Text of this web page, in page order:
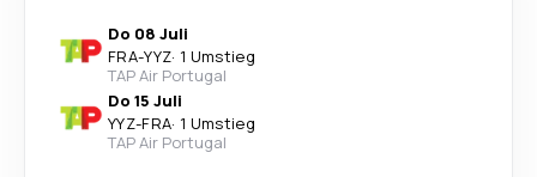
Do 08 Juli
FRA-YYZ· 1 Umstieg
TAP Air Portugal
Do 15 Juli
YYZ-FRA· 1 Umstieg
TAP Air Portugal